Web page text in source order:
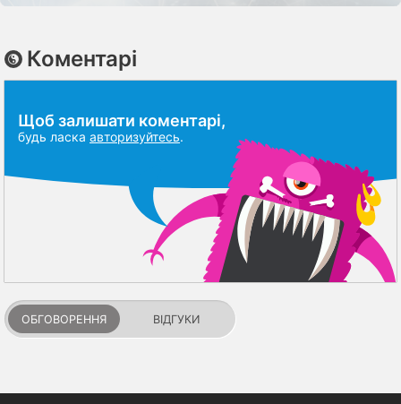
Коментарі
Щоб залишати коментарі,
будь ласка авторизуйтесь.
ОБГОВОРЕННЯ ВІДГУКИ